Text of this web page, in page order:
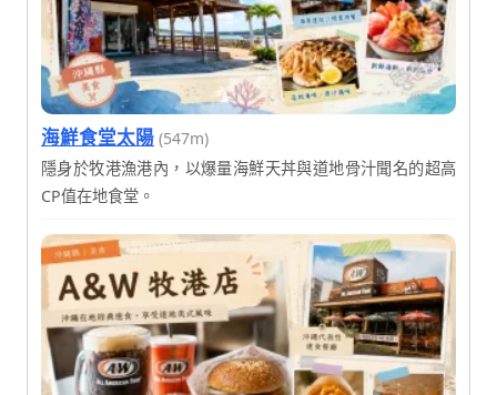
海鮮食堂太陽 (547m)
隱身於牧港漁港內，以爆量海鮮天丼與道地骨汁聞名的超高
CP值在地食堂。